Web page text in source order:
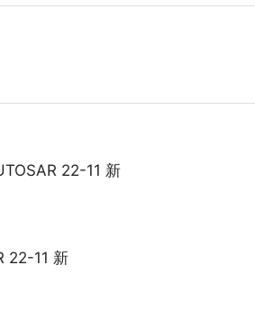
22-11 新
22-11 新